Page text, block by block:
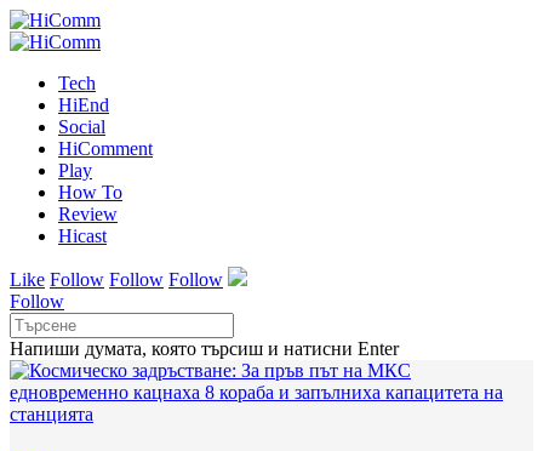
Tech
HiEnd
Social
HiComment
Play
How To
Review
Hicast
Like Follow Follow Follow
Follow
Напиши думата, която търсиш и натисни Enter